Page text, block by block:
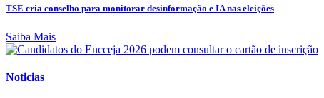
TSE cria conselho para monitorar desinformação e IA nas eleições
Saiba Mais
Noticias